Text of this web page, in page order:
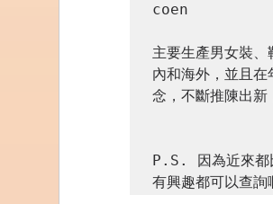
coen
主要生產男女裝
內和海外，並且
念，不斷推陳出新
P.S. 因為近來都
有興趣都可以查詢